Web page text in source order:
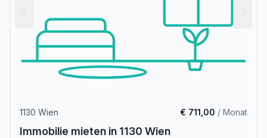
1130 Wien € 711,00 / Monat
Immobilie mieten in 1130 Wien